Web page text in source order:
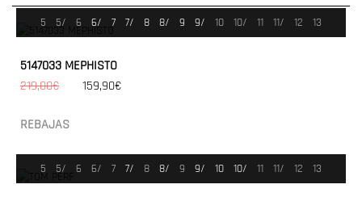
5 5/ 6 6/ 7 7/ 8 8/ 9 9/ 10 10/ 11 11/ 12 13
5147033 MEPHISTO
219,00€
159,90€
REBAJAS
5 5/ 6 6/ 7 7/ 8 8/ 9 9/ 10 10/ 11 11/ 12 13